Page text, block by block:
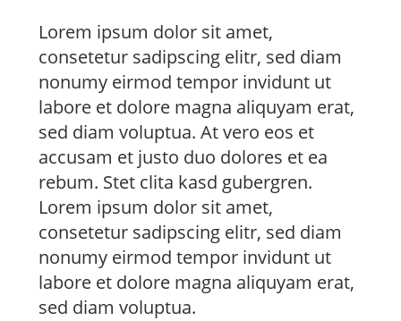
Lorem ipsum dolor sit amet,
consetetur sadipscing elitr, sed diam
nonumy eirmod tempor invidunt ut
labore et dolore magna aliquyam erat,
sed diam voluptua. At vero eos et
accusam et justo duo dolores et ea
rebum. Stet clita kasd gubergren.
Lorem ipsum dolor sit amet,
consetetur sadipscing elitr, sed diam
nonumy eirmod tempor invidunt ut
labore et dolore magna aliquyam erat,
sed diam voluptua.